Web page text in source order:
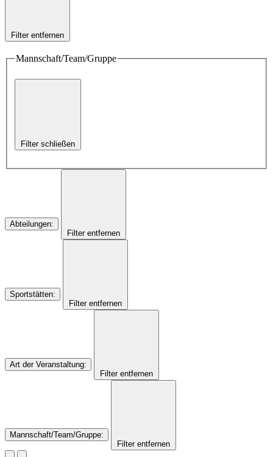
Filter entfernen
Mannschaft/Team/Gruppe
Filter schließen
Abteilungen:
Filter entfernen
Sportstätten:
Filter entfernen
Art der Veranstaltung:
Filter entfernen
Mannschaft/Team/Gruppe:
Filter entfernen